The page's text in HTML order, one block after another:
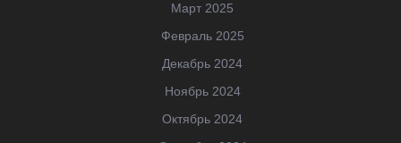
Март 2025
Февраль 2025
Декабрь 2024
Ноябрь 2024
Октябрь 2024